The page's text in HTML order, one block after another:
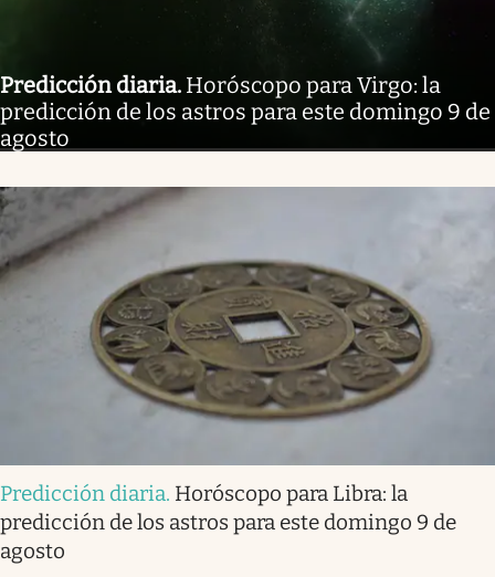
Predicción diaria. Horóscopo para Virgo: la
predicción de los astros para este domingo 9 de
agosto
Predicción diaria. Horóscopo para Libra: la
predicción de los astros para este domingo 9 de
agosto